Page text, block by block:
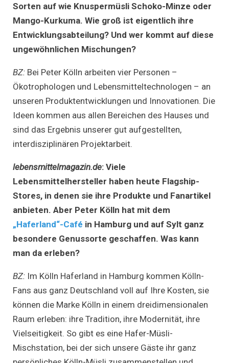
Sorten auf wie Knuspermüsli Schoko-Minze oder
Mango-Kurkuma. Wie groß ist eigentlich ihre
Entwicklungsabteilung? Und wer kommt auf diese
ungewöhnlichen Mischungen?
BZ: Bei Peter Kölln arbeiten vier Personen –
Ökotrophologen und Lebensmitteltechnologen – an
unseren Produktentwicklungen und Innovationen. Die
Ideen kommen aus allen Bereichen des Hauses und
sind das Ergebnis unserer gut aufgestellten,
interdisziplinären Projektarbeit.
lebensmittelmagazin.de: Viele
Lebensmittelhersteller haben heute Flagship-
Stores, in denen sie ihre Produkte und Fanartikel
anbieten. Aber Peter Kölln hat mit dem
„Haferland“-Café in Hamburg und auf Sylt ganz
besondere Genussorte geschaffen. Was kann
man da erleben?
BZ: Im Kölln Haferland in Hamburg kommen Kölln-
Fans aus ganz Deutschland voll auf Ihre Kosten, sie
können die Marke Kölln in einem dreidimensionalen
Raum erleben: ihre Tradition, ihre Modernität, ihre
Vielseitigkeit. So gibt es eine Hafer-Müsli-
Mischstation, bei der sich unsere Gäste ihr ganz